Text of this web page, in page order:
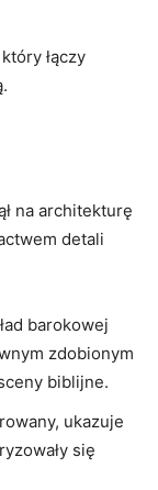
łączy
na architekturę⁣
detali
barokowej
zdobionym
biblijne.
ukazuje
się